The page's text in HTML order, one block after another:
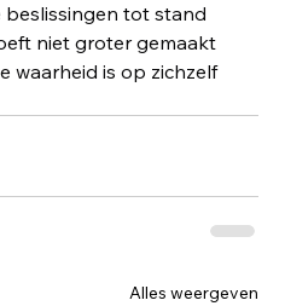
tot stand
niet groter gemaakt
waarheid is op zichzelf
Alles weergeven